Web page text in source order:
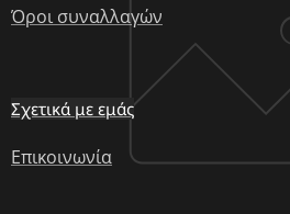
Όροι συναλλαγών
Σχετικά με εμάς
Επικοινωνία